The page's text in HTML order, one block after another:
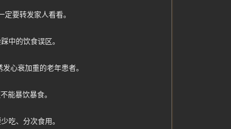
要转发家人看看。
中的饮食误区。
心衰加重的老年患者。
能暴饮暴食。
吃、分次食用。